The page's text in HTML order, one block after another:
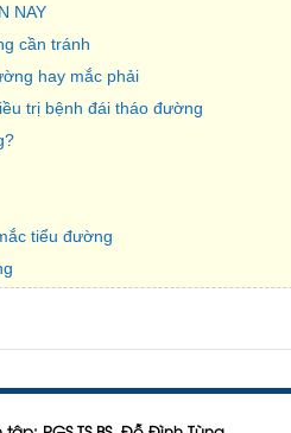
NAY
cần tránh
hay mắc phải
trị bệnh đái tháo đường
tiểu đường